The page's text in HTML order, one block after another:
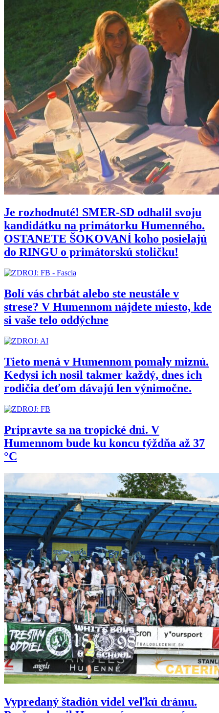
Je rozhodnuté! SMER-SD odhalil svoju
kandidátku na primátorku Humenného.
OSTANETE ŠOKOVANÍ koho posielajú
do RINGU o primátorskú stoličku!
Bolí vás chrbát alebo ste neustále v
strese? V Humennom nájdete miesto, kde
si vaše telo oddýchne
Tieto mená v Humennom pomaly miznú.
Kedysi ich nosil takmer každý, dnes ich
rodičia deťom dávajú len výnimočne.
Pripravte sa na tropické dni. V
Humennom bude ku koncu týždňa až 37
°C
Vypredaný štadión videl veľkú drámu.